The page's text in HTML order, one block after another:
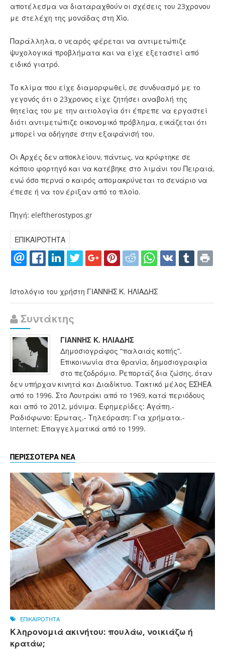
αποτέλεσμα να διαταραχθούν οι σχέσεις του 23χρονου
με στελέχη της μονάδας στη Χίο.
Παράλληλα, ο νεαρός φέρεται να αντιμετώπιζε
ψυχολογικά προβλήματα και να είχε εξεταστεί από
ειδικό γιατρό.
Το κλίμα που είχε διαμορφωθεί, σε συνδυασμό με το
γεγονός ότι ο 23χρονος είχε ζητήσει αναβολή της
θητείας του με την αιτιολογία ότι έπρεπε να εργαστεί
διότι αντιμετώπιζε οικονομικό πρόβλημα, εικάζεται ότι
μπορεί να οδήγησε στην εξαφάνισή του.
Οι Αρχές δεν αποκλείουν, πάντως, να κρύφτηκε σε
κάποιο φορτηγό και να κατέβηκε στο λιμάνι του Πειραιά,
ενώ όσο περνά ο καιρός απομακρύνεται το σενάριο να
έπεσε ή να τον έριξαν από το πλοίο.
Πηγή: eleftherostypos.gr
ΕΠΙΚΑΙΡΟΤΗΤΑ
Ιστολόγιο του χρήστη ΓΙΑΝΝΗΣ Κ. ΗΛΙΑΔΗΣ
Συντάκτης
ΓΙΑΝΝΗΣ Κ. ΗΛΙΑΔΗΣ
Δημοσιογράφος “παλαιάς κοπής”.
Επικοινωνία στα θρανία, δημοσιογραφία
στο πεζοδρόμιο. Ρεπορτάζ δια ζώσης, όταν
δεν υπήρχαν κινητά και Διαδίκτυο. Τακτικό μέλος ΕΣΗΕΑ
από το 1996. Στο Λουτράκι από το 1969, κατά περιόδους
και από το 2012, μόνιμα. Εφημερίδες: Αγάπη.-
Ραδιόφωνο: Ερωτας.- Τηλεόραση: Για χρήματα.-
Internet: Επαγγελματικά από το 1999.
ΠΕΡΙΣΣΟΤΕΡΑ ΝΕΑ
ΕΠΙΚΑΙΡΟΤΗΤΑ
Κληρονομιά ακινήτου: πουλάω, νοικιάζω ή
κρατάω;